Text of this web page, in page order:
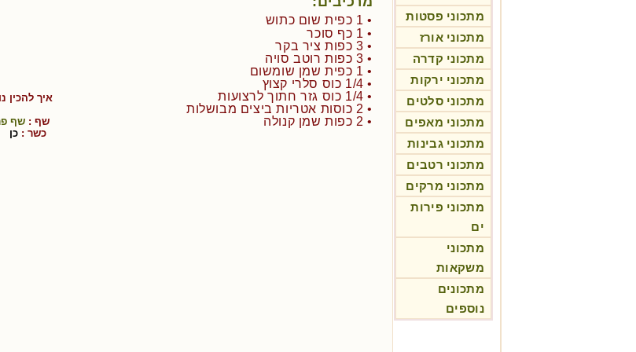
מתכוני פסטות
מתכוני אורז
מתכוני קדרה
מתכוני ירקות
מתכוני סלטים
מתכוני מאפים
מתכוני גבינות
מתכוני רטבים
מתכוני מרקים
מתכוני פירות
ים
מתכוני
משקאות
מתכונים
נוספים
• 1 כפית שום כתוש
• 1 כף סוכר
• 3 כפות ציר בקר
• 3 כפות רוטב סויה
• 1 כפית שמן שומשום
• 1/4 כוס סלרי קצוץ
• 1/4 כוס גזר חתוך לרצועות
• 2 כוסות אטריות ביצים מבושלות
• 2 כפות שמן קנולה
איך להכין
שף : שף
כשר : כן